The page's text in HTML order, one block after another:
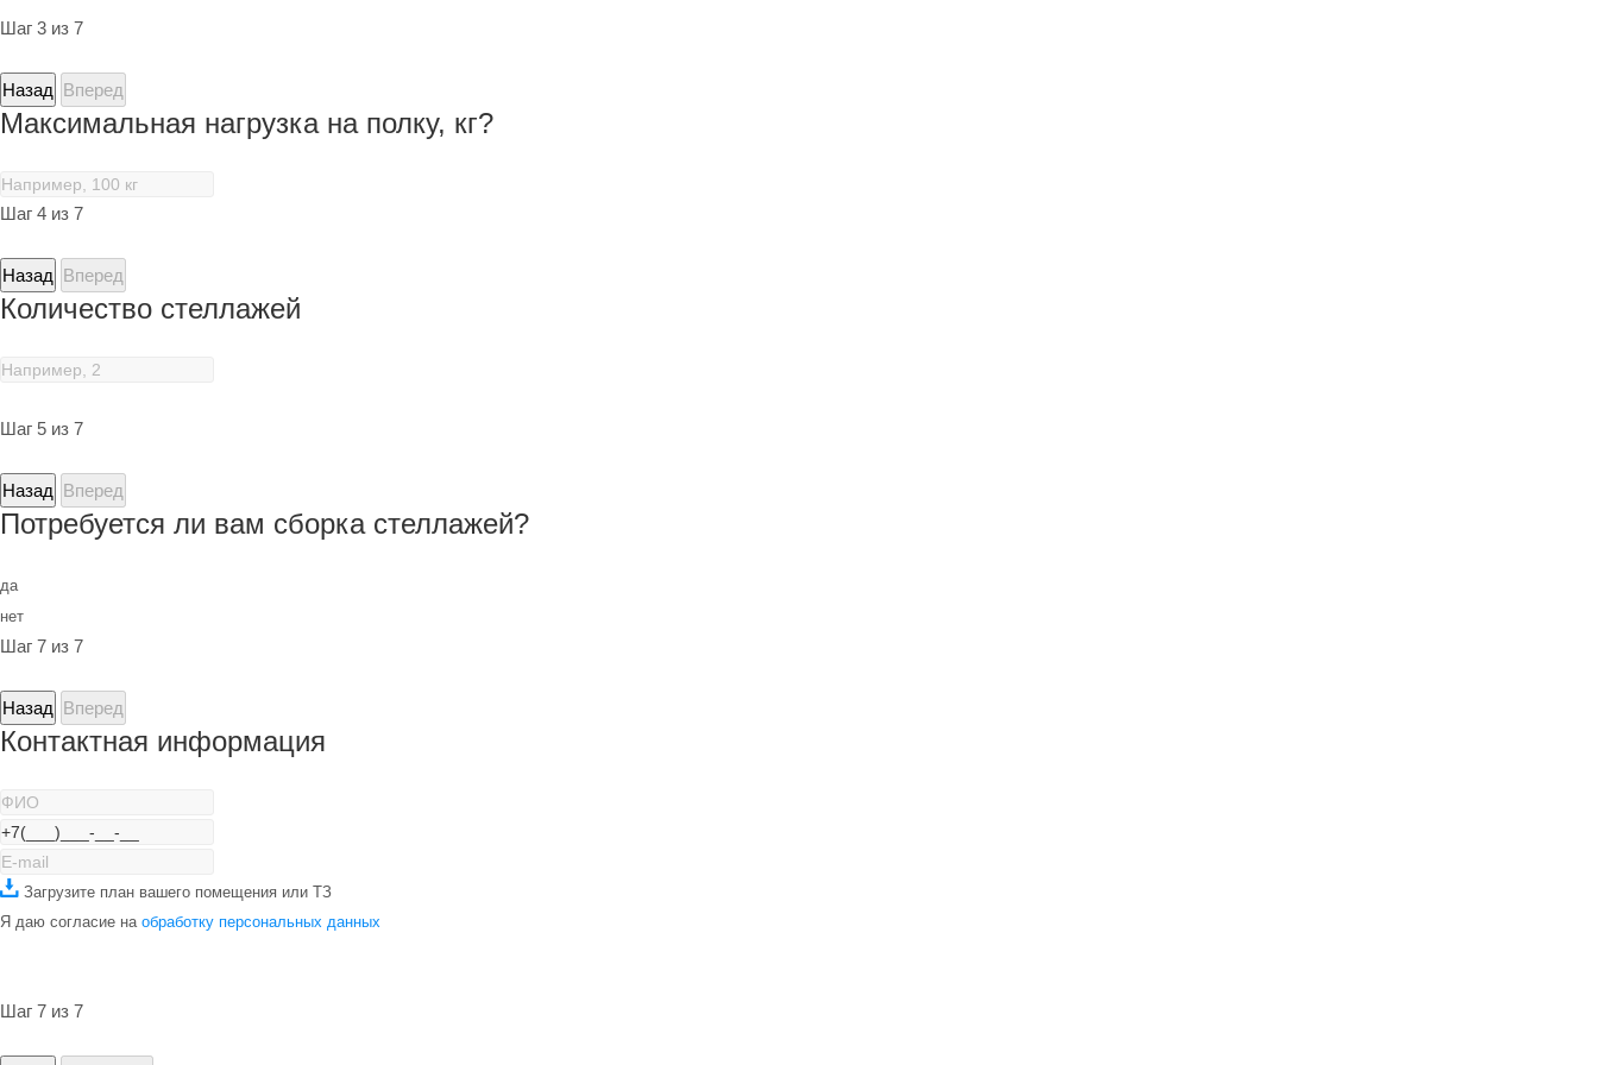
Шаг 3 из 7
Назад Вперед
Максимальная нагрузка на полку, кг?
Шаг 4 из 7
Назад Вперед
Количество стеллажей
Шаг 5 из 7
Назад Вперед
Потребуется ли вам сборка стеллажей?
да
нет
Шаг 7 из 7
Назад Вперед
Контактная информация
Загрузите план вашего помещения или ТЗ
Я даю согласие на обработку персональных данных
Шаг 7 из 7